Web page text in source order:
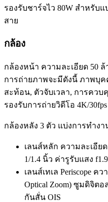
รองรับชาร์จไว 80W สำหรับ
สาย
กล้อง
กล้องหน้า ความละเอียด 50
การถ่ายภาพจะมีดังนี้ ภาพบุ
สะท้อน, ตัวจับเวลา, การคว
รองรับการถ่ายวิดีโอ 4K/30fps
กล้องหลัง 3 ตัว แบ่งการทำงา
เลนส์หลัก ความละเอีย
1/1.4 นิ้ว ค่ารูรับแสง
เลนส์เทเล Periscope ค
Optical Zoom) ซูมดิจิต
กันสั่น OIS